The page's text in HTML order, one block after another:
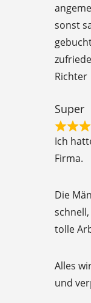
d
5
t
o
f
sonst
Richter
Super
R
d
5
o
t
o
Ich
Firma.
Die
tolle
Alles
und